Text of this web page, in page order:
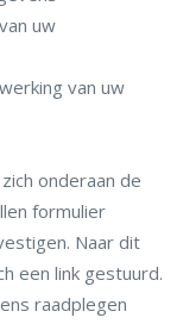
uw
van uw
onderaan de
formulier
Naar dit
een link gestuurd.
raadplegen